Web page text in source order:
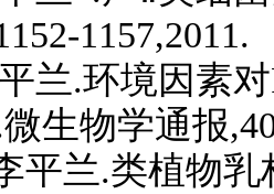
1157,2011.
兰.环境因素
生物学通报
平兰.类植物